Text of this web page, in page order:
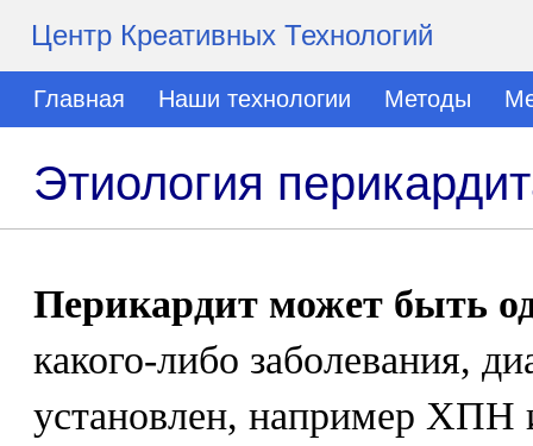
Центр Креативных Технологий
Главная Наши технологии Методы
Этиология
Перикардит может быть
какого-либо заболевания,
установлен, например